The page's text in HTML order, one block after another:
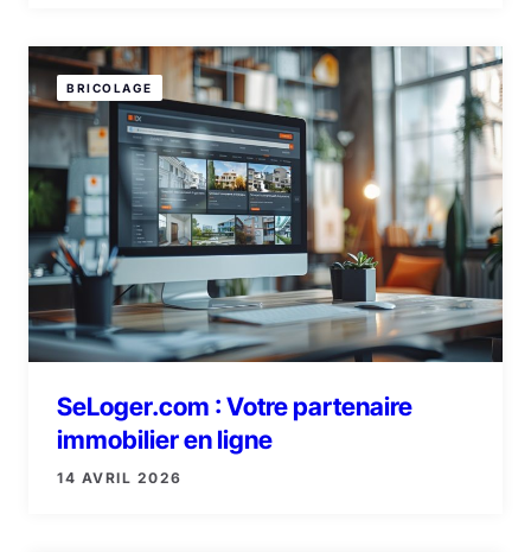
BRICOLAGE
SeLoger.com : Votre partenaire
immobilier en ligne
14 AVRIL 2026